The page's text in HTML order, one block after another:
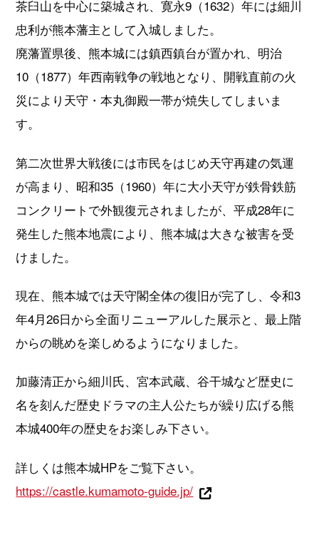
茶臼山を中心に築城され、寛永9（1632）年には細川
忠利が熊本藩主として入城しました。
廃藩置県後、熊本城には鎮西鎮台が置かれ、明治
10（1877）年西南戦争の戦地となり、開戦直前の火
災により天守・本丸御殿一帯が焼失してしまいま
す。
第二次世界大戦後には市民をはじめ天守再建の気運
が高まり、昭和35（1960）年に大小天守が鉄骨鉄筋
コンクリートで外観復元されましたが、平成28年に
発生した熊本地震により、熊本城は大きな被害を受
けました。
現在、熊本城では天守閣全体の復旧が完了し、令和3
年4月26日から全面リニューアルした展示と、最上階
からの眺めを楽しめるようになりました。
加藤清正から細川氏、宮本武蔵、谷干城など歴史に
名を刻んだ歴史ドラマの主人公たちが繰り広げる熊
本城400年の歴史をお楽しみ下さい。
詳しくは熊本城HPをご覧下さい。
https://castle.kumamoto-guide.jp/